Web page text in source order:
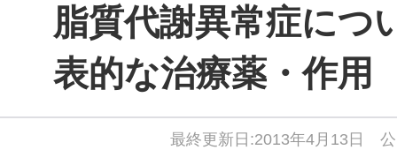
脂質代謝異常症につ
表的な治療薬・作用
最終更新日:2013年4月13日